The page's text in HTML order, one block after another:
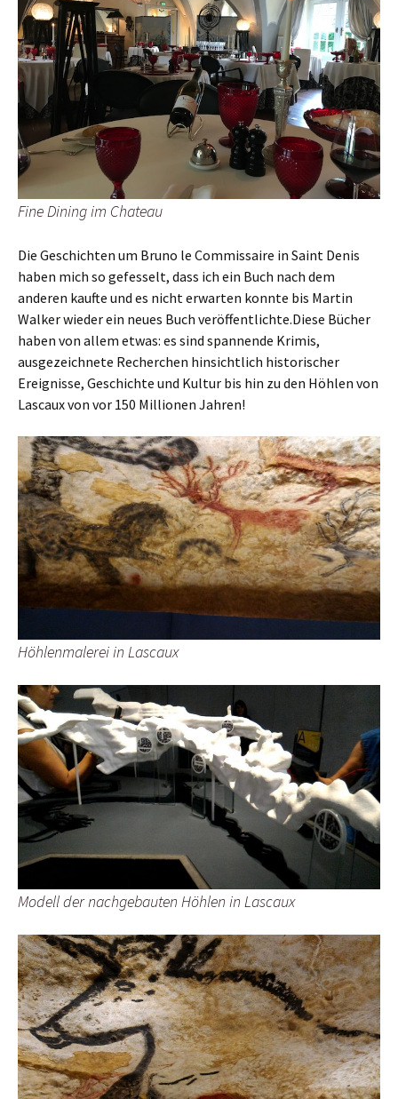
Fine Dining im Chateau
Die Geschichten um Bruno le Commissaire in Saint Denis
haben mich so gefesselt, dass ich ein Buch nach dem
anderen kaufte und es nicht erwarten konnte bis Martin
Walker wieder ein neues Buch veröffentlichte.Diese Bücher
haben von allem etwas: es sind spannende Krimis,
ausgezeichnete Recherchen hinsichtlich historischer
Ereignisse, Geschichte und Kultur bis hin zu den Höhlen von
Lascaux von vor 150 Millionen Jahren!
Höhlenmalerei in Lascaux
Modell der nachgebauten Höhlen in Lascaux